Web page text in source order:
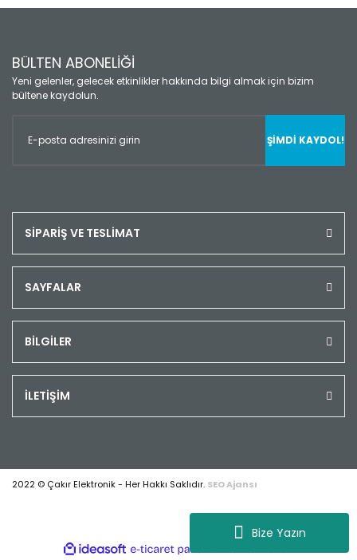
Bize Yazın
BÜLTEN ABONELİĞİ
Yeni gelenler, gelecek etkinlikler hakkında bilgi almak için bizim
bültene kaydolun.
ŞİMDİ KAYDOL!
SİPARİŞ VE TESLİMAT
SAYFALAR
BİLGİLER
İLETİŞİM
2022 © Çakır Elektronik - Her Hakkı Saklıdır. SEO Ajansı
ideasoft